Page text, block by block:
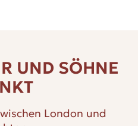
UND SÖHNE
London und